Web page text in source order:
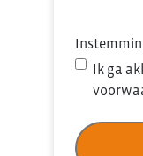
Ik ga